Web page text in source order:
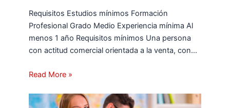
Requisitos Estudios mínimos Formación
Profesional Grado Medio Experiencia mínima Al
menos 1 año Requisitos mínimos Una persona
con actitud comercial orientada a la venta, con…
Read More »